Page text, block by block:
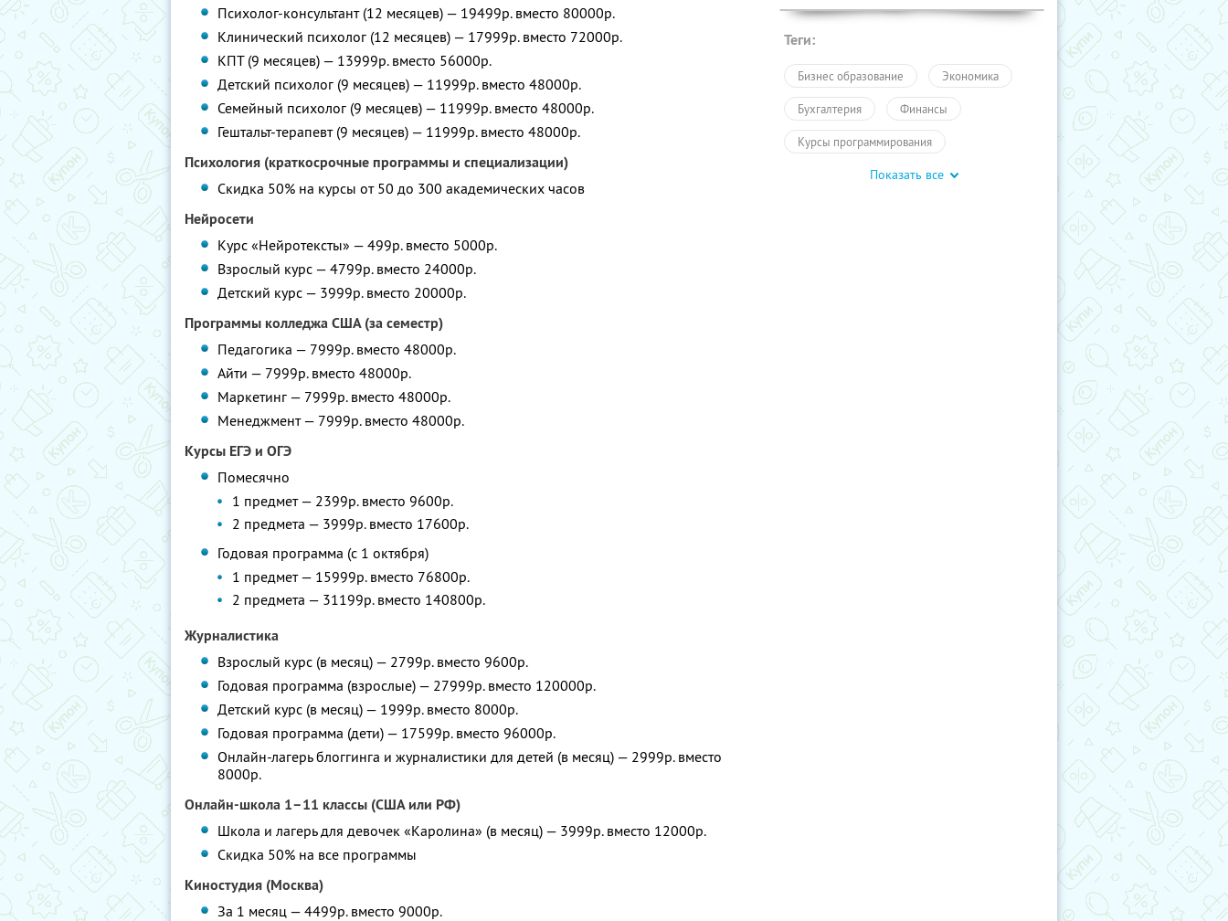
Психолог-консультант (12 месяцев) — 19499р. вместо 80000р.
Клинический психолог (12 месяцев) — 17999р. вместо 72000р.
КПТ (9 месяцев) — 13999р. вместо 56000р.
Детский психолог (9 месяцев) — 11999р. вместо 48000р.
Семейный психолог (9 месяцев) — 11999р. вместо 48000р.
Гештальт-терапевт (9 месяцев) — 11999р. вместо 48000р.
Психология (краткосрочные программы и специализации)
Скидка 50% на курсы от 50 до 300 академических часов
Нейросети
Курс «Нейротексты» — 499р. вместо 5000р.
Взрослый курс — 4799р. вместо 24000р.
Детский курс — 3999р. вместо 20000р.
Программы колледжа США (за семестр)
Педагогика — 7999р. вместо 48000р.
Айти — 7999р. вместо 48000р.
Маркетинг — 7999р. вместо 48000р.
Менеджмент — 7999р. вместо 48000р.
Курсы ЕГЭ и ОГЭ
Помесячно
1 предмет — 2399р. вместо 9600р.
2 предмета — 3999р. вместо 17600р.
Годовая программа (с 1 октября)
1 предмет — 15999р. вместо 76800р.
2 предмета — 31199р. вместо 140800р.
Журналистика
Взрослый курс (в месяц) — 2799р. вместо 9600р.
Годовая программа (взрослые) — 27999р. вместо 120000р.
Детский курс (в месяц) — 1999р. вместо 8000р.
Годовая программа (дети) — 17599р. вместо 96000р.
Онлайн-лагерь блоггинга и журналистики для детей (в месяц) — 2999р. вместо
8000р.
Онлайн-школа 1–11 классы (США или РФ)
Школа и лагерь для девочек «Каролина» (в месяц) — 3999р. вместо 12000р.
Скидка 50% на все программы
Киностудия (Москва)
За 1 месяц — 4499р. вместо 9000р.
Теги:
Бизнес образование Экономика
Бухгалтерия Финансы
Курсы программирования
Повышение квалификации
Показать все